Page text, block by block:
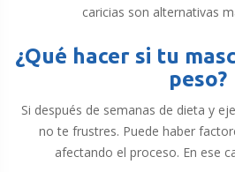
caricias son alternativas
¿Qué hacer si tu
peso?
Si después de semanas de dieta y
no te frustres. Puede haber
afectando el proceso. En ese